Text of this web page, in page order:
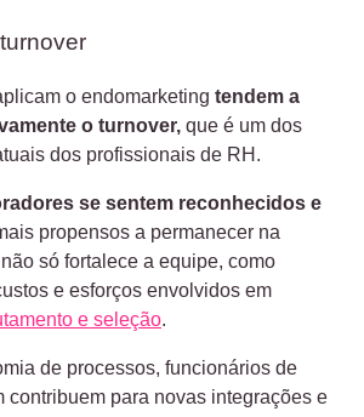
o endomarketing tendem a
o turnover, que é um dos
dos profissionais de RH.
se sentem reconhecidos e
propensos a permanecer na
só fortalece a equipe, como
e esforços envolvidos em
e seleção.
de processos, funcionários de
contribuem para novas integrações e